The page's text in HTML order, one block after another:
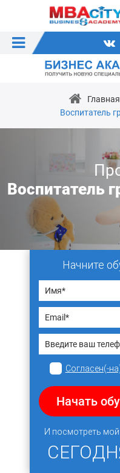
Главная
Воспитатель
Воспитатель
Начните
Согласен(-
Начать
И посмотреть